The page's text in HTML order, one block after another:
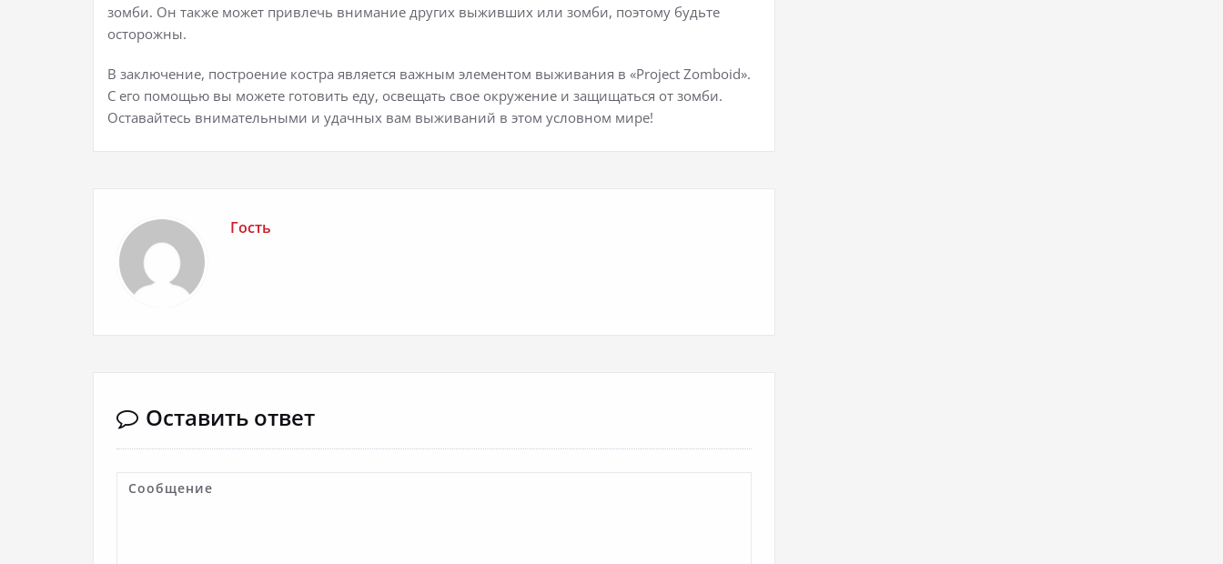
зомби. Он также может привлечь внимание других выживших или зомби, поэтому будьте
осторожны.
В заключение, построение костра является важным элементом выживания в «Project Zomboid».
С его помощью вы можете готовить еду, освещать свое окружение и защищаться от зомби.
Оставайтесь внимательными и удачных вам выживаний в этом условном мире!
Гость
Оставить ответ